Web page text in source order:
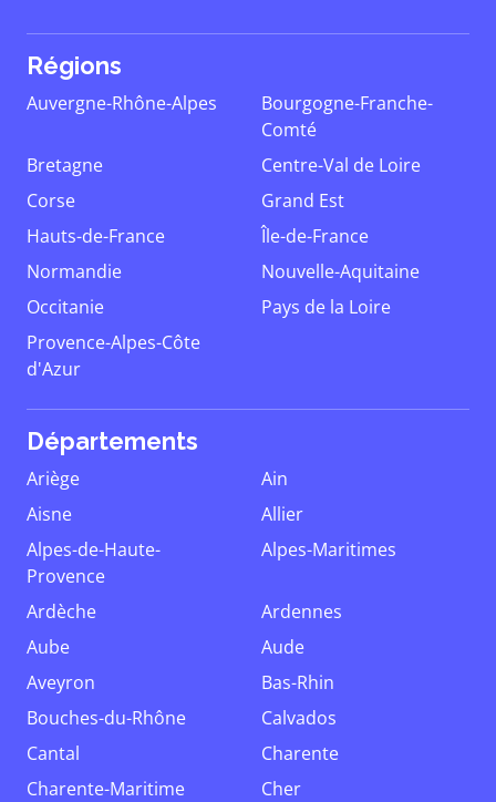
Régions
Auvergne-Rhône-Alpes
Bourgogne-Franche-
Comté
Bretagne
Centre-Val de Loire
Corse
Grand Est
Hauts-de-France
Île-de-France
Normandie
Nouvelle-Aquitaine
Occitanie
Pays de la Loire
Provence-Alpes-Côte
d'Azur
Départements
Ariège
Ain
Aisne
Allier
Alpes-de-Haute-
Provence
Alpes-Maritimes
Ardèche
Ardennes
Aube
Aude
Aveyron
Bas-Rhin
Bouches-du-Rhône
Calvados
Cantal
Charente
Charente-Maritime
Cher